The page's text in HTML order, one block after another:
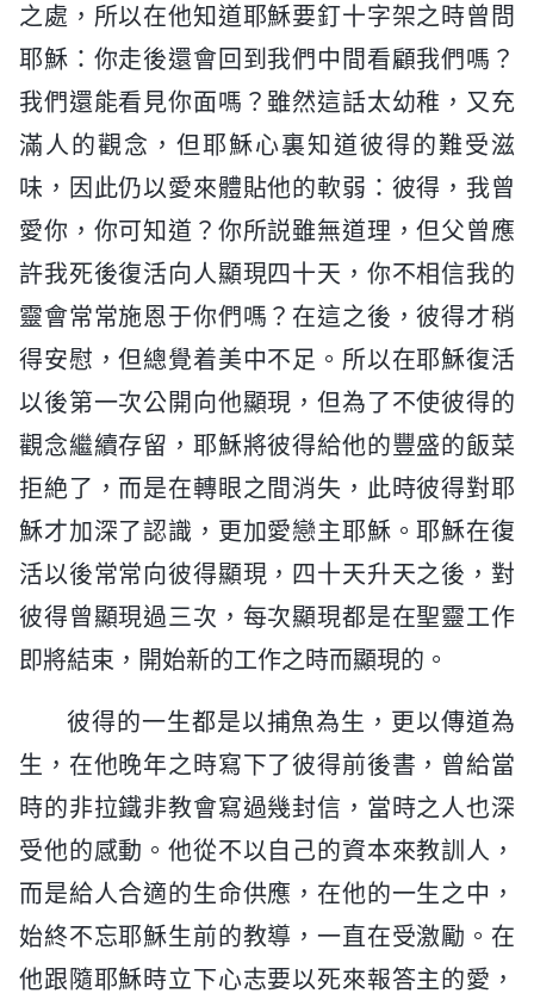
之處，所以在他知道耶穌要釘十字架之時曾問
耶穌：你走後還會回到我們中間看顧我們嗎？
我們還能看見你面嗎？雖然這話太幼稚，又充
滿人的觀念，但耶穌心裏知道彼得的難受滋
味，因此仍以愛來體貼他的軟弱：彼得，我曾
愛你，你可知道？你所説雖無道理，但父曾應
許我死後復活向人顯現四十天，你不相信我的
靈會常常施恩于你們嗎？在這之後，彼得才稍
得安慰，但總覺着美中不足。所以在耶穌復活
以後第一次公開向他顯現，但為了不使彼得的
觀念繼續存留，耶穌將彼得給他的豐盛的飯菜
拒絶了，而是在轉眼之間消失，此時彼得對耶
穌才加深了認識，更加愛戀主耶穌。耶穌在復
活以後常常向彼得顯現，四十天升天之後，對
彼得曾顯現過三次，每次顯現都是在聖靈工作
即將結束，開始新的工作之時而顯現的。
彼得的一生都是以捕魚為生，更以傳道為
生，在他晚年之時寫下了彼得前後書，曾給當
時的非拉鐵非教會寫過幾封信，當時之人也深
受他的感動。他從不以自己的資本來教訓人，
而是給人合適的生命供應，在他的一生之中，
始終不忘耶穌生前的教導，一直在受激勵。在
他跟隨耶穌時立下心志要以死來報答主的愛，